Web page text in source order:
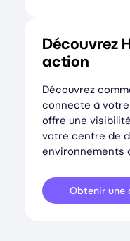
Découvrez
action
Découvrez
connecte à
offre une
votre centre de
environnements
Obtenir une